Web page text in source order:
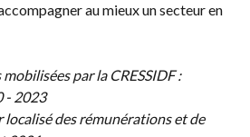
au mieux un secteur en
par la CRESSIDF :
- 2023
localisé des rémunérations et de